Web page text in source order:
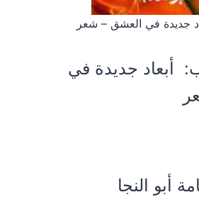
جديدة في العشق – شعر
أبعاد جديدة في
أبو النجا